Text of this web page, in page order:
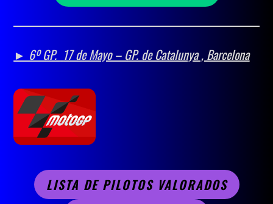
► 6º GP. 17 de Mayo – GP. de Catalunya , Barcelona
LISTA DE PILOTOS VALORADOS